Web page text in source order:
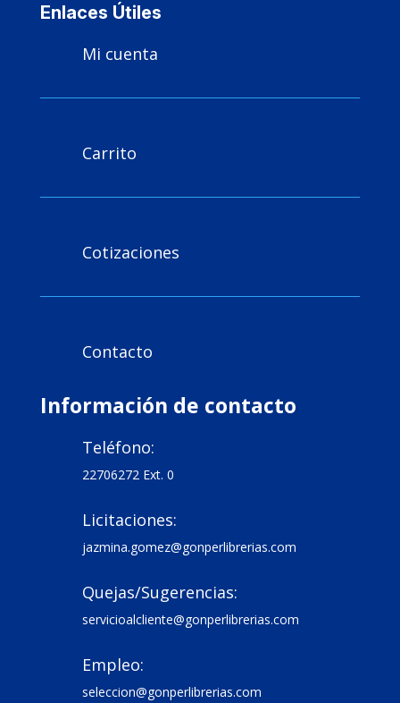
Enlaces Útiles
Mi cuenta
Carrito
Cotizaciones
Contacto
Información de contacto
Teléfono:
22706272 Ext. 0
Licitaciones:
jazmina.gomez@gonperlibrerias.com
Quejas/Sugerencias:
servicioalcliente@gonperlibrerias.com
Empleo:
seleccion@gonperlibrerias.com